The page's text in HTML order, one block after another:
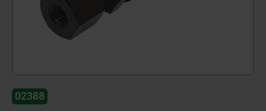
02388